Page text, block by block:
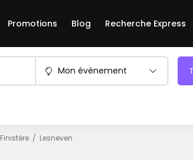
Promotions Blog Recherche Express
Mon événement
Finistère Lesneven